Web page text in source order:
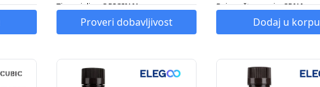
Tip grejalice:ORIGINAL
Tip radijatora:ORIGINAL
Tip šporeta:
Proveri dobavljivost
Boje za štampanje:CRNA
Kapacitet tonera:12000 STR
Dodaj u korpu